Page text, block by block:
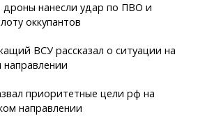
дроны нанесли удар по ПВО и
оккупантов
ВСУ рассказал о ситуации на
направлении
приоритетные цели рф на
направлении